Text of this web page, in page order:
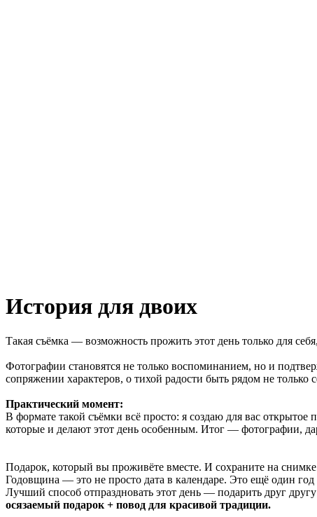
История для двоих
Такая съёмка — возможность прожить этот день только для
Фотографии становятся не только воспоминанием, но и
сопряжении характеров, о тихой радости быть рядом не только
Практический момент:
В формате такой съёмки всё просто: я создаю для вас
которые и делают этот день особенным. Итог — фотографии,
Подарок, который вы проживёте вместе. И сохраните на
Годовщина — это не просто дата в календаре. Это ещё один
Лучший способ отпраздновать этот день — подарить друг
осязаемый подарок + повод для красивой традиции.